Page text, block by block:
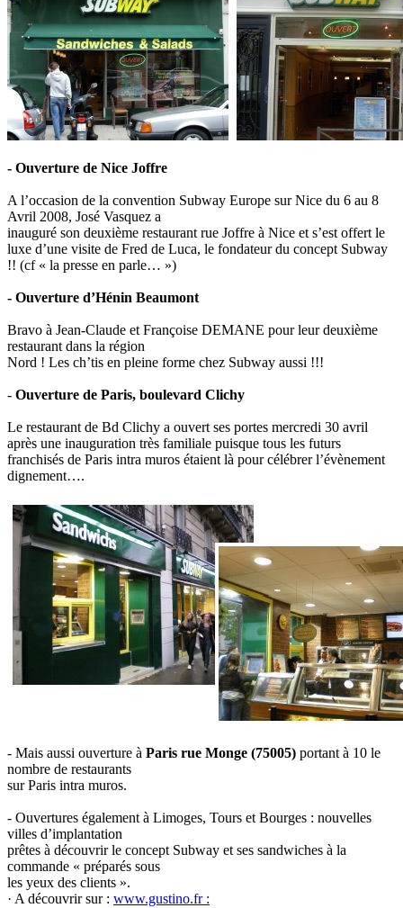
- Ouverture de Nice Joffre
A l’occasion de la convention Subway Europe sur Nice du 6 au 8
Avril 2008, José Vasquez a
inauguré son deuxième restaurant rue Joffre à Nice et s’est offert le
luxe d’une visite de Fred de Luca, le fondateur du concept Subway
!! (cf « la presse en parle… »)
- Ouverture d’Hénin Beaumont
Bravo à Jean-Claude et Françoise DEMANE pour leur deuxième
restaurant dans la région
Nord ! Les ch’tis en pleine forme chez Subway aussi !!!
- Ouverture de Paris, boulevard Clichy
Le restaurant de Bd Clichy a ouvert ses portes mercredi 30 avril
après une inauguration très familiale puisque tous les futurs
franchisés de Paris intra muros étaient là pour célébrer l’évènement
dignement….
- Mais aussi ouverture à Paris rue Monge (75005) portant à 10 le
nombre de restaurants
sur Paris intra muros.
- Ouvertures également à Limoges, Tours et Bourges : nouvelles
villes d’implantation
prêtes à découvrir le concept Subway et ses sandwiches à la
commande « préparés sous
les yeux des clients ».
· A découvrir sur : www.gustino.fr :